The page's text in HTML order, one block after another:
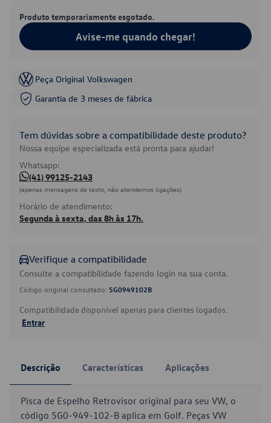
Produto temporariamente esgotado.
Avise-me quando chegar!
Peça Original Volkswagen
Garantia de 3 meses de fábrica
Tem dúvidas sobre a compatibilidade deste produto?
Nossa equipe especializada está pronta para ajudar!
Whatsapp:
(41) 99125-2143
(apenas mensagens de texto, não atendemos ligações)
Horário de atendimento:
Segunda à sexta, das 8h às 17h.
Verifique a compatibilidade
Consulte a compatibilidade fazendo login na sua conta.
Código original consultado: 5G0949102B
Compatibilidade disponível apenas para clientes logados.
Entrar
Descrição Características Aplicações
Pisca de Espelho Retrovisor original para seu VW, o
código 5G0-949-102-B aplica em Golf. Peças VW